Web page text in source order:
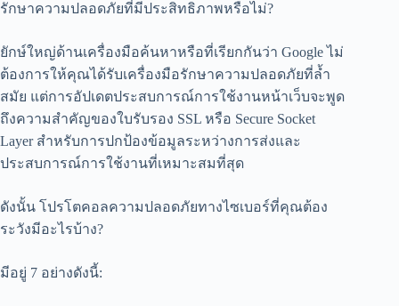
รักษาความปลอดภัยที่มีประสิทธิภาพหรือไม่?
ยักษ์ใหญ่ด้านเครื่องมือค้นหาหรือที่เรียกกันว่า Google ไม่
ต้องการให้คุณได้รับเครื่องมือรักษาความปลอดภัยที่ล้ำ
สมัย แต่การอัปเดตประสบการณ์การใช้งานหน้าเว็บจะพูด
ถึงความสำคัญของใบรับรอง SSL หรือ Secure Socket
Layer สำหรับการปกป้องข้อมูลระหว่างการส่งและ
ประสบการณ์การใช้งานที่เหมาะสมที่สุด
ดังนั้น โปรโตคอลความปลอดภัยทางไซเบอร์ที่คุณต้อง
ระวังมีอะไรบ้าง?
มีอยู่ 7 อย่างดังนี้: